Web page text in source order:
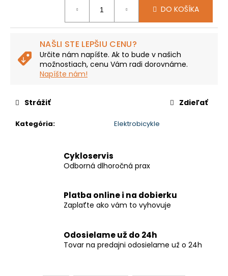
DO KOŠÍKA
NAŠLI STE LEPŠIU CENU?
Určite nám napíšte. Ak to bude v našich
možnostiach, cenu Vám radi dorovnáme.
Napíšte nám!
Kategória: Elektrobicykle
Strážiť Zdieľať
Cykloservis
Odborná dlhoročná prax
Platba online i na dobierku
Zaplaťte ako vám to vyhovuje
Odosielame už do 24h
Tovar na predajni odosielame už o 24h